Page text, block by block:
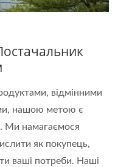
відмінними
нашою метою є
Ми намагаємося
як покупець,
ваші потреби. Наші